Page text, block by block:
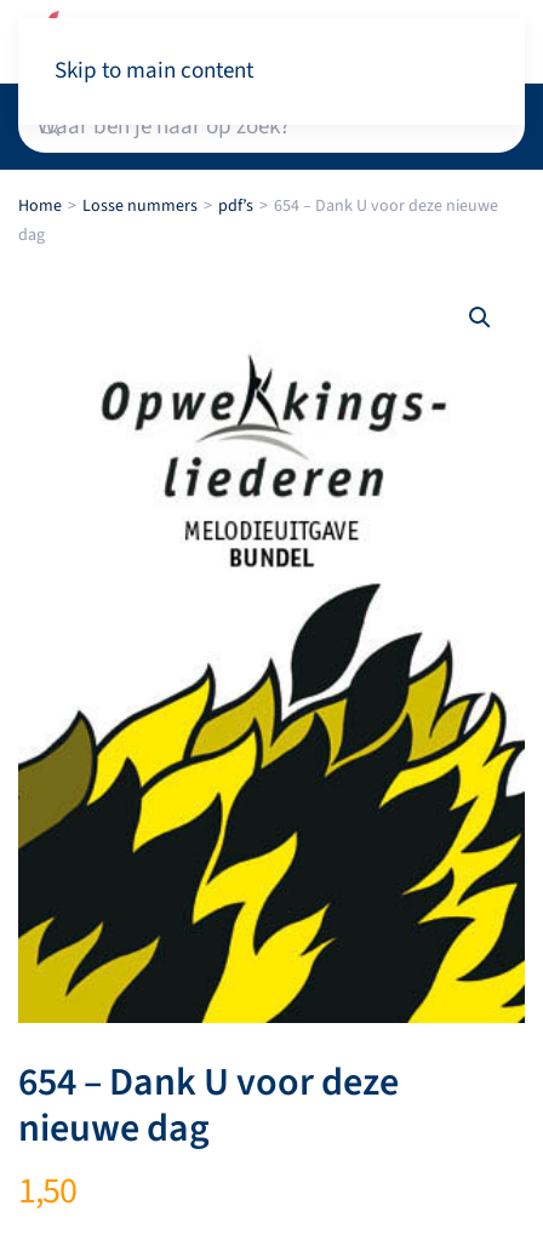
Skip to main content
Home Losse nummers pdf’s
654 – Dank U voor deze nieuwe
dag
654 – Dank U voor deze
nieuwe dag
1,50